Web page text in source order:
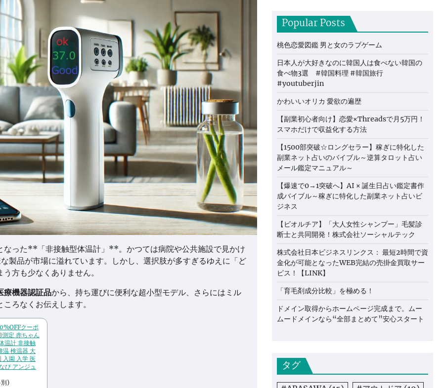
なった**「非接触型体温計」**。かつては病院や公共施設で見かけ
製品が市場に溢れています。しかし、選択肢が多すぎるゆえに「ど
方も少なくありません。
療機器認証品から、持ち運びに便利な超小型モデル、さらにはミル
ろなくお伝えします。
クーポ
測定 赤ちゃん
温計 非接触
温 検温器 大
入園 入学 医
び アンジュ
別)
Popular Posts
桃色恋愛図鑑 男と女のラブゲーム
日本人が大好きなのに韓国人は食べない韓国の
食べ物3選 #韓国料理 #韓国旅行
#youtuberjin
かわいいオリカ 愛欲の遍歴
【副業初心者向け】恋愛×Threadsで月5万円！
スマホだけで収益化する方法
【1500部突破☆ロングセラー】稼ぎに特化した
副業ネット占いのバイブル～逆算タロット占い
メール鑑定マニュアル～
【爆速で0→1突破へ】AI × 誕生日占い鑑定書作
成バイブル～稼ぎに特化した副業ネット占いビ
ジネス
【ビオルチア】「大人女性シャンプー」毛髪診
断士と共同開発！株式会社ソーシャルテック
株式会社日本ビジネスリンクス： 最短2時間で資
金化が可能となったWEB完結の売掛金買取サー
ビス！【LINK】
「育毛剤成分比較」を極める！
ドメイン取得からホームページ完成まで。ムー
ムードメインなら“全部まとめて”安心スタート
タグ